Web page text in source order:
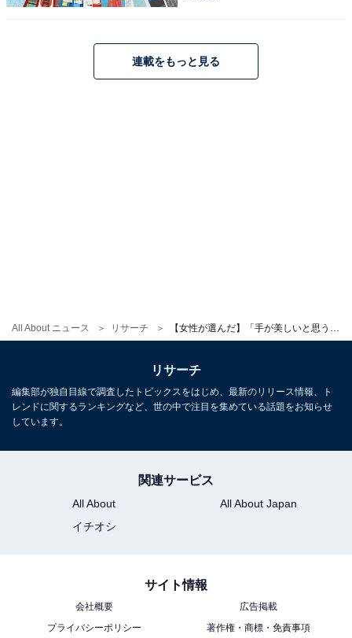
All About ニュース リサーチ
います。
回答者コメント
「医者の役やピアノをひく役だったり、手の綺麗な
※回答者からのコメントは原文ママです
※記事内容は執筆時点のものです.最新の内容をご確認く
次ページ
連載をもっと見る
リサーチ
編集部が独自目線で調査したトピックスをはじめ、最新のリリース情報、ト
レンドに関するランキングなど、世の中で注目を集めている話題をお知らせ
しています。
関連サービス
All About
All About Japan
イチオシ
サイト情報
会社概要
広告掲載
プライバシーポリシー
著作権・商標・免責事項